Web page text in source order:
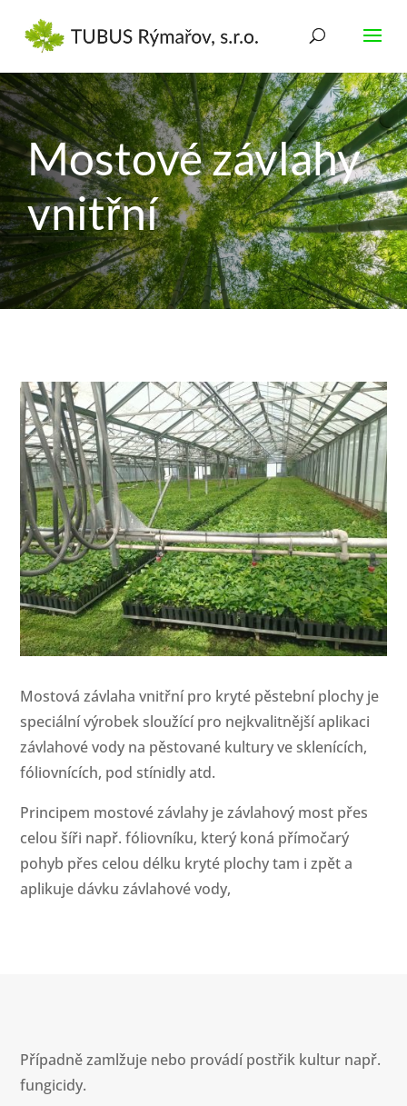
Mostové závlahy
vnitřní
Mostová závlaha vnitřní pro kryté pěstební plochy je
speciální výrobek sloužící pro nejkvalitnější aplikaci
závlahové vody na pěstované kultury ve sklenících,
fóliovnících, pod stínidly atd.
Principem mostové závlahy je závlahový most přes
celou šíři např. fóliovníku, který koná přímočarý
pohyb přes celou délku kryté plochy tam i zpět a
aplikuje dávku závlahové vody,
Případně zamlžuje nebo provádí postřik kultur např.
fungicidy.